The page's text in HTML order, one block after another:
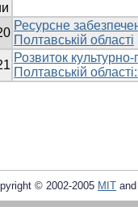
Ресурсне
Полтавській області
Розвиток
Полтавській
© 2002-2005 MIT